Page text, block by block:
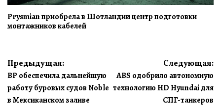
Prysmian приобрела в Шотландии центр подготовки
монтажников кабелей
Навигация
по
записям
Предыдущая:
BP обеспечила дальнейшую
работу буровых судов Noble
в Мексиканском заливе
Следующая:
ABS одобрило автономную
технологию HD Hyundai для
СПГ-танкеров